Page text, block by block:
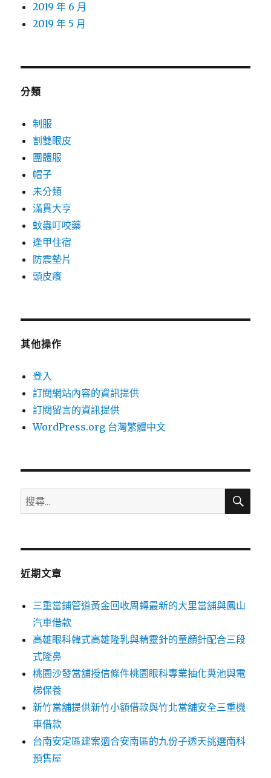
2019 年 6 月
2019 年 5 月
分類
制服
割雙眼皮
團體服
帽子
未分類
滿貫大亨
蚊蟲叮咬藥
逢甲住宿
防震墊片
頭皮癢
其他操作
登入
訂閱網站內容的資訊提供
訂閱留言的資訊提供
WordPress.org 台灣繁體中文
搜
尋
鍵
搜
近期文章
三重當鋪管道黃金回收周轉最新的大里當舖與鳳山
汽車借款
高雄眼科韓式高雄隆乳與精靈針的童顏針配合三段
式隆鼻
桃園沙發當舖授信條件桃園眼科專業抽化糞池與電
梯保養
新竹當舖提供新竹小額借款與竹北當舖安全三重機
車借款
台南安定區建案適合安南區的九份子透天挑選南科
預售屋